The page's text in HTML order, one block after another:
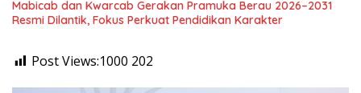
Mabicab dan Kwarcab Gerakan Pramuka Berau 2026–2031
Resmi Dilantik, Fokus Perkuat Pendidikan Karakter
Post Views:1000 202